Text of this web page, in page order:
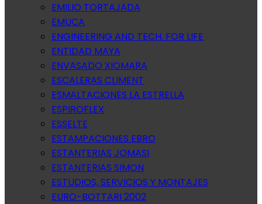
EMILIO TORTAJADA
EMUCA
ENGINEERING AND TECH. FOR LIFE
ENTIDAD MAYA
ENVASADO XIOMARA
ESCALERAS CLIMENT
ESMALTACIONES LA ESTRELLA
ESPIROFLEX
ESSELTE
ESTAMPACIONES EBRO
ESTANTERIAS JOMASI
ESTANTERIAS SIMON
ESTUDIOS, SERVICIOS Y MONTAJES
EURO-BOTTARI 2002